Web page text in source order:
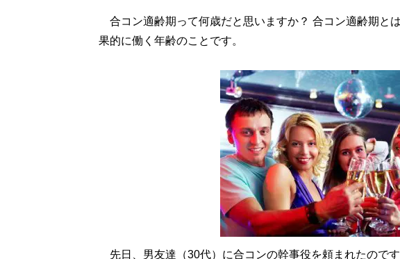
合コン適齢期って何歳だと思いますか？ 合コン適齢期と
果的に働く年齢のことです。
先日、男友達（30代）に合コンの幹事役を頼まれたので